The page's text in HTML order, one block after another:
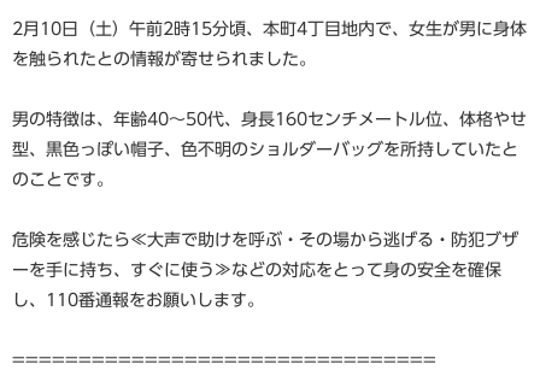
2月10日（土）午前2時15分頃、本町4丁目地内で、女生が男に身体
を触られたとの情報が寄せられました。
男の特徴は、年齢40〜50代、身長160センチメートル位、体格やせ
型、黒色っぽい帽子、色不明のショルダーバッグを所持していたと
のことです。
危険を感じたら≪大声で助けを呼ぶ・その場から逃げる・防犯ブザ
ーを手に持ち、すぐに使う≫などの対応をとって身の安全を確保
し、110番通報をお願いします。
================================